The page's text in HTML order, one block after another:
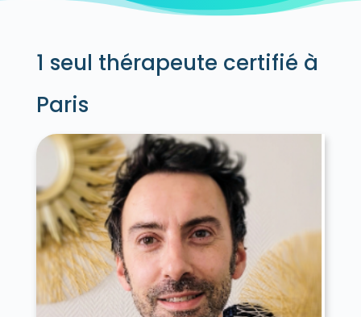
1 seul thérapeute certifié à
Paris